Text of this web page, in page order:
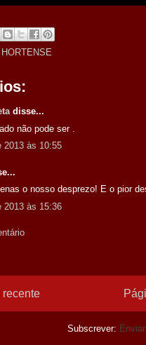
disse...
não pode ser .
2013 às 10:55
o nosso desprezo! E o pior
2013 às 15:36
recente
Subscrever: